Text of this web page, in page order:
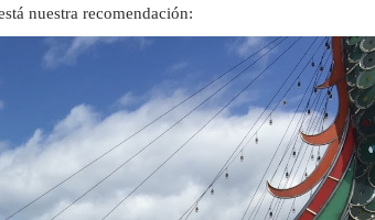
nuestra recomendación: